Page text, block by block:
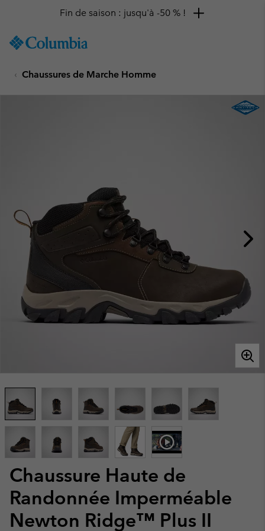
TO
SKIP
MAIN
Fin de saison : jusqu'à -50 % !
Chaussures de Marche Homme
Chaussure Haute de
Randonnée Imperméable
Newton Ridge™ Plus II